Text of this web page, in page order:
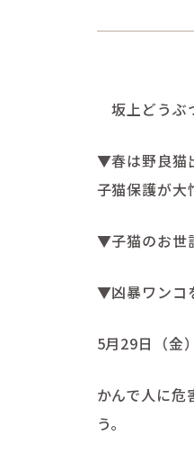
坂上どう
▼春は野良猫
子猫保護が
▼子猫のお世
▼凶暴ワンコ
5月29日（金
かんで人に
う。